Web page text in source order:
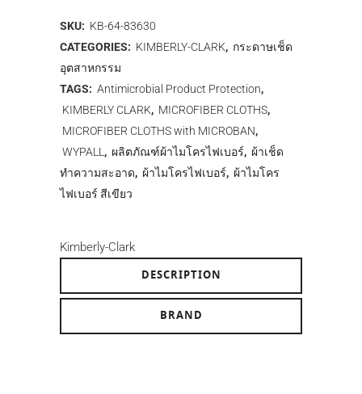
SKU: KB-64-83630
CATEGORIES: KIMBERLY-CLARK, กระดาษเช็ด
อุตสาหกรรม
TAGS: Antimicrobial Product Protection,
KIMBERLY CLARK, MICROFIBER CLOTHS,
MICROFIBER CLOTHS with MICROBAN,
WYPALL , ผลิตภัณฑ์ผ้าไมโครไฟเบอร์, ผ้าเช็ด
ทำความสะอาด, ผ้าไมโครไฟเบอร์, ผ้าไมโคร
ไฟเบอร์ สีเขียว
Kimberly-Clark
DESCRIPTION
BRAND